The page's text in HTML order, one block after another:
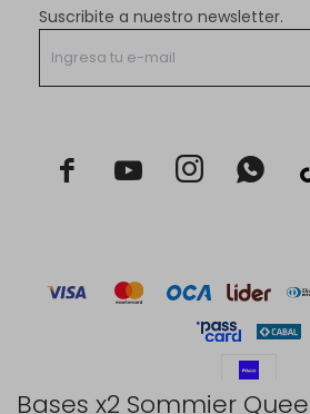
Bases x2 Sommier
Suscribite a nuestro newsletter.
  